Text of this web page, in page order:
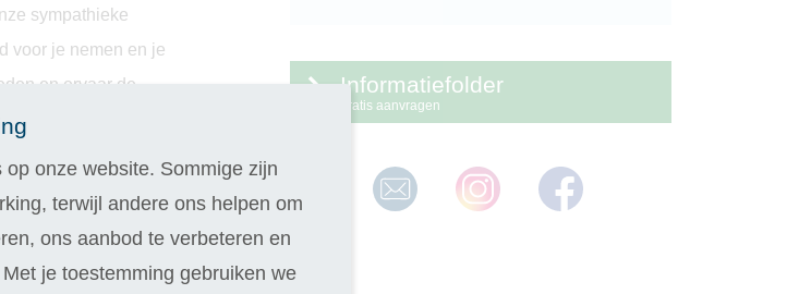
sympathieke
voor je nemen en je
en ervaar de
opleiding
Informatiefolder
gratis aanvragen
onze website. Sommige zijn
terwijl andere ons helpen om
ons aanbod te verbeteren en
je toestemming gebruiken we